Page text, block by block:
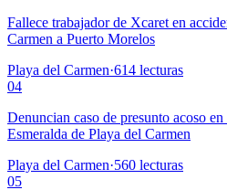
Fallece trabajador de Xcaret en
Carmen a Puerto Morelos
Playa del Carmen·614 lecturas
04
Denuncian caso de presunto acoso
Esmeralda de Playa del Carmen
Playa del Carmen·560 lecturas
05